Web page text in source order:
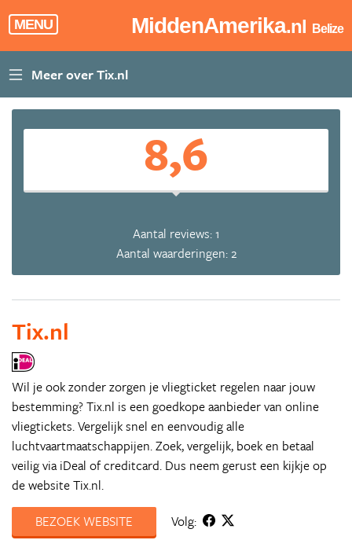
MENU MiddenAmerika.nl Belize
8,6
Aantal reviews: 1
Aantal waarderingen: 2
Tix.nl
Wil je ook zonder zorgen je vliegticket regelen naar jouw
bestemming? Tix.nl is een goedkope aanbieder van online
vliegtickets. Vergelijk snel en eenvoudig alle
luchtvaartmaatschappijen. Zoek, vergelijk, boek en betaal
veilig via iDeal of creditcard. Dus neem gerust een kijkje op
de website Tix.nl.
BEZOEK WEBSITE
Volg: